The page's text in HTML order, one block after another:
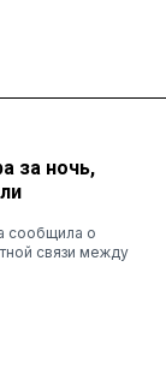
за ночь,
сообщила о
связи между